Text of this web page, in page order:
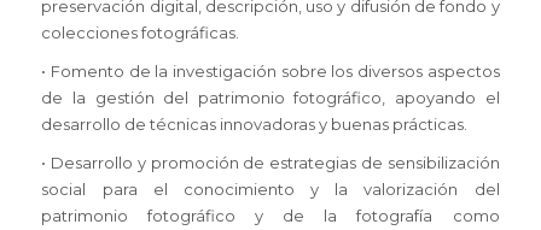
preservación digital, descripción, uso y difusión de fondo y
colecciones fotográficas.
• Fomento de la investigación sobre los diversos aspectos
de la gestión del patrimonio fotográfico, apoyando el
desarrollo de técnicas innovadoras y buenas prácticas.
• Desarrollo y promoción de estrategias de sensibilización
social para el conocimiento y la valorización del
patrimonio fotográfico y de la fotografía como